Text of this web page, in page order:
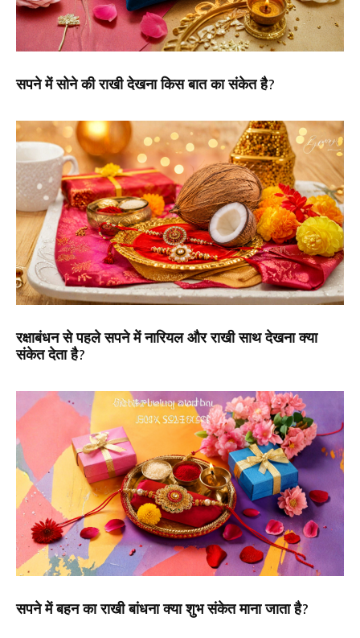
सपने में सोने की राखी देखना किस बात का संकेत है?
रक्षाबंधन से पहले सपने में नारियल और राखी साथ देखना क्या
संकेत देता है?
सपने में बहन का राखी बांधना क्या शुभ संकेत माना जाता है?